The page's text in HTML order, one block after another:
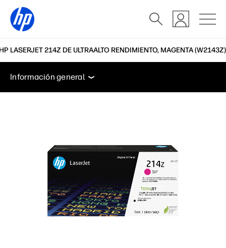
LASERJET 214Z DE ULTRAALTO RENDIMIENTO, MAGENTA (W2143Z)
Información general
Soporte
Información general